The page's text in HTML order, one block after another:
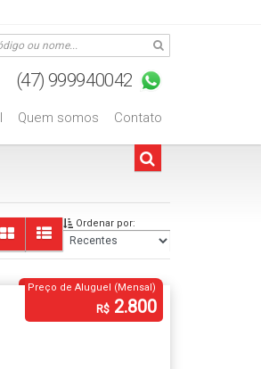
Contato
Quem somos
Ordenar por:
R$ 2.800
Preço de Aluguel (Mensal)